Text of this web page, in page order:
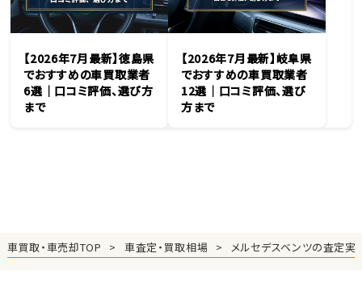
【2026年7月最新】徳島県
でおすすめの車買取業者
6選｜口コミ評価、選び方
まで
【2026年7月最新】岐阜県
でおすすめの車買取業者
12選｜口コミ評価、選び
方まで
車買取・車売却TOP 車査定・買取相場 メルセデスベンツの査定実